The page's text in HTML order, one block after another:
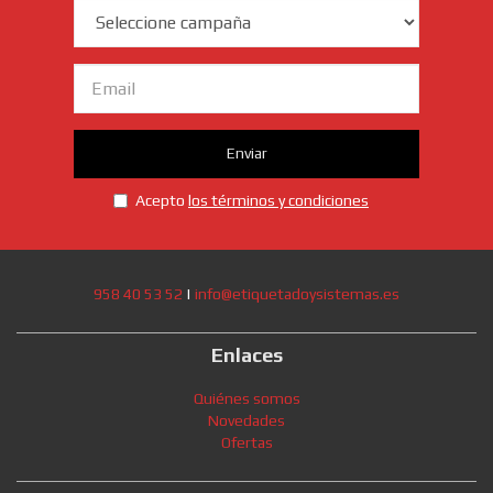
Enviar
Acepto los términos y condiciones
958 40 53 52 | info@etiquetadoysistemas.es
Enlaces
Quiénes somos
Novedades
Ofertas